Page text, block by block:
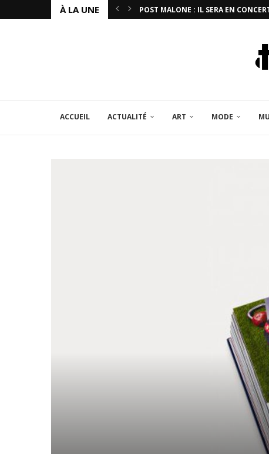
À LA UNE POST MALONE : IL SERA EN
ACCUEIL ACTUALITÉ ART MODE